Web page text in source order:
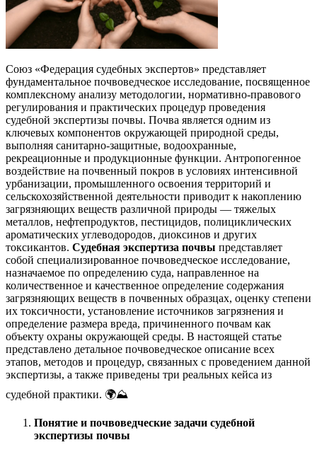
Союз «Федерация судебных экспертов» представляет
фундаментальное почвоведческое исследование, посвященное
комплексному анализу методологии, нормативно-правового
регулирования и практических процедур проведения
судебной экспертизы почвы. Почва является одним из
ключевых компонентов окружающей природной среды,
выполняя санитарно-защитные, водоохранные,
рекреационные и продукционные функции. Антропогенное
воздействие на почвенный покров в условиях интенсивной
урбанизации, промышленного освоения территорий и
сельскохозяйственной деятельности приводит к накоплению
загрязняющих веществ различной природы — тяжелых
металлов, нефтепродуктов, пестицидов, полициклических
ароматических углеводородов, диоксинов и других
токсикантов. Судебная экспертиза почвы представляет
собой специализированное почвоведческое исследование,
назначаемое по определению суда, направленное на
количественное и качественное определение содержания
загрязняющих веществ в почвенных образцах, оценку степени
их токсичности, установление источников загрязнения и
определение размера вреда, причиненного почвам как
объекту охраны окружающей среды. В настоящей статье
представлено детальное почвоведческое описание всех
этапов, методов и процедур, связанных с проведением данной
экспертизы, а также приведены три реальных кейса из
судебной практики. 🌍⛰️
Понятие и почвоведческие задачи судебной
экспертизы почвы